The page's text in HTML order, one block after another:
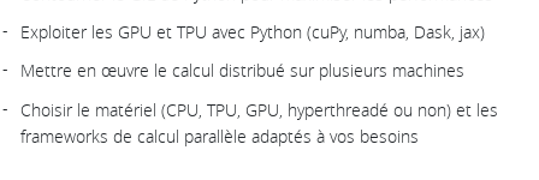
Exploiter les GPU et TPU avec Python (cuPy, numba, Dask, jax)
Mettre en œuvre le calcul distribué sur plusieurs machines
Choisir le matériel (CPU, TPU, GPU, hyperthreadé ou non) et les
frameworks de calcul parallèle adaptés à vos besoins